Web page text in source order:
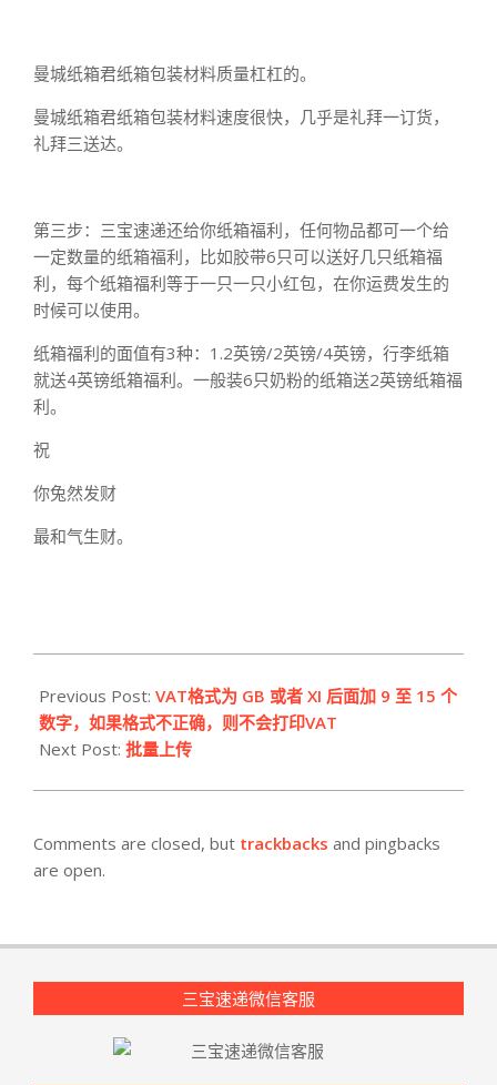
曼城纸箱君纸箱包装材料质量杠杠的。
曼城纸箱君纸箱包装材料速度很快，几乎是礼拜一订货，
礼拜三送达。
第三步：三宝速递还给你纸箱福利，任何物品都可一个给
一定数量的纸箱福利，比如胶带6只可以送好几只纸箱福
利，每个纸箱福利等于一只一只小红包，在你运费发生的
时候可以使用。
纸箱福利的面值有3种：1.2英镑/2英镑/4英镑，行李纸箱
就送4英镑纸箱福利。一般装6只奶粉的纸箱送2英镑纸箱福
利。
祝
你兔然发财
最和气生财。
03-
13
Previous Post: VAT格式为 GB 或者 XI 后面加 9 至 15 个
数字，如果格式不正确，则不会打印VAT
Next Post: 批量上传
Comments are closed, but trackbacks and pingbacks
are open.
三宝速递微信客服